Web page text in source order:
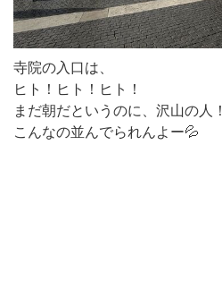
寺院の入口は、
ヒト！ヒト！ヒト！
まだ朝だというのに、沢山の人！
こんなの並んでられんよー💦